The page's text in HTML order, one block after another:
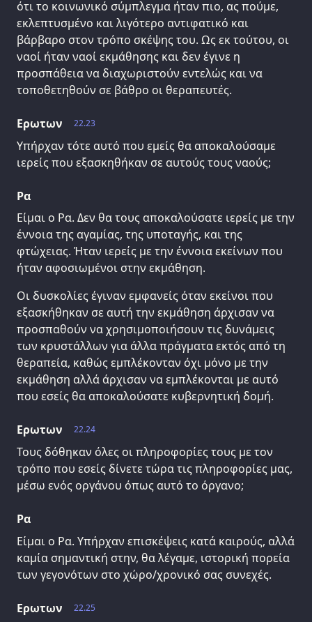
ότι το κοινωνικό σύμπλεγμα ήταν πιο, ας πούμε,
εκλεπτυσμένο και λιγότερο αντιφατικό και
βάρβαρο στον τρόπο σκέψης του. Ως εκ τούτου, οι
ναοί ήταν ναοί εκμάθησης και δεν έγινε η
προσπάθεια να διαχωριστούν εντελώς και να
τοποθετηθούν σε βάθρο οι θεραπευτές.
22.23
Ερωτων
Υπήρχαν τότε αυτό που εμείς θα αποκαλούσαμε
ιερείς που εξασκηθήκαν σε αυτούς τους ναούς;
Ρα
Είμαι ο Ρα. Δεν θα τους αποκαλούσατε ιερείς με την
έννοια της αγαμίας, της υποταγής, και της
φτώχειας. Ήταν ιερείς με την έννοια εκείνων που
ήταν αφοσιωμένοι στην εκμάθηση.
Οι δυσκολίες έγιναν εμφανείς όταν εκείνοι που
εξασκήθηκαν σε αυτή την εκμάθηση άρχισαν να
προσπαθούν να χρησιμοποιήσουν τις δυνάμεις
των κρυστάλλων για άλλα πράγματα εκτός από τη
θεραπεία, καθώς εμπλέκονταν όχι μόνο με την
εκμάθηση αλλά άρχισαν να εμπλέκονται με αυτό
που εσείς θα αποκαλούσατε κυβερνητική δομή.
22.24
Ερωτων
Τους δόθηκαν όλες οι πληροφορίες τους με τον
τρόπο που εσείς δίνετε τώρα τις πληροφορίες μας,
μέσω ενός οργάνου όπως αυτό το όργανο;
Ρα
Είμαι ο Ρα. Υπήρχαν επισκέψεις κατά καιρούς, αλλά
καμία σημαντική στην, θα λέγαμε, ιστορική πορεία
των γεγονότων στο χώρο/χρονικό σας συνεχές.
22.25
Ερωτων